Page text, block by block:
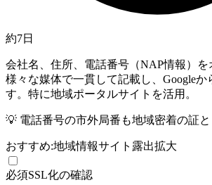
約7日
会社名、住所、電話番号（NAP情報）
様々な媒体で一貫して記載し、Googleか
す。特に地域ポータルサイトを活用。
💡 電話番号の市外局番も地域密着の証と
おすすめ:地域情報サイト 露出拡大
必須SSL化の確認